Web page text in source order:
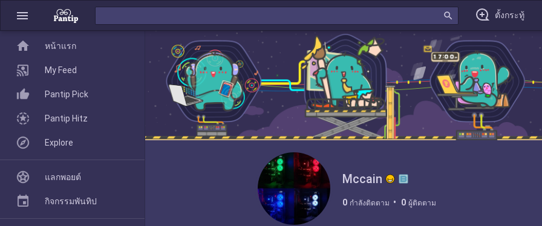
menu search ตั้งกระทู้
Mccain
0 กำลังติดตาม 0 ผู้ติดตาม
home
Pantip Pick
home หน้าแรก
My Feed
Pantip Pick
Pantip Hitz
Explore
แลกพอยต์
กิจกรรมพันทิป